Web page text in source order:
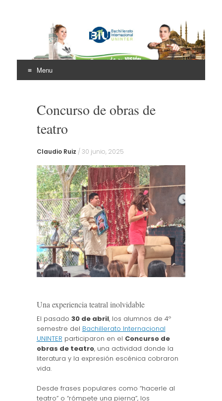
Bachillerato
Internacional Uninter
(BIU)
Menu
contentConcurso de obras de
teatro
Claudio Ruiz /30 junio, 2025
Una experiencia teatral inolvidable
El pasado 30 de abril, los alumnos de 4º
semestre del Bachillerato Internacional
UNINTER participaron en el Concurso de
obras de teatro, una actividad donde la
literatura y la expresión escénica cobraron
vida.
Desde frases populares como “hacerle al
teatro” o “rómpete una pierna”, los